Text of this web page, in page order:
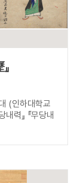
(인하대학교
력』 『무당내